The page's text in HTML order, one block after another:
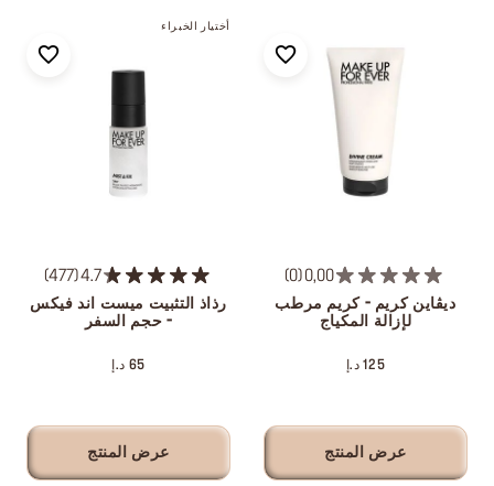
0,00
0
ديڤاين كريم - كريم مرطب
لإزالة المكياج
125 د.إ
عرض المنتج
أختيار الخبراء
4.7
477
رذاذ التثبيت ميست اند فيكس
- حجم السفر
65 د.إ
عرض المنتج